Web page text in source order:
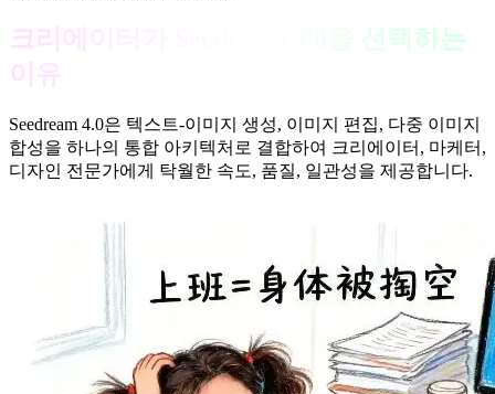
크리에이터가 Seedream 4.0을 선택하는
이유
Seedream 4.0은 텍스트-이미지 생성, 이미지 편집, 다중 이미지
합성을 하나의 통합 아키텍처로 결합하여 크리에이터, 마케터,
디자인 전문가에게 탁월한 속도, 품질, 일관성을 제공합니다.